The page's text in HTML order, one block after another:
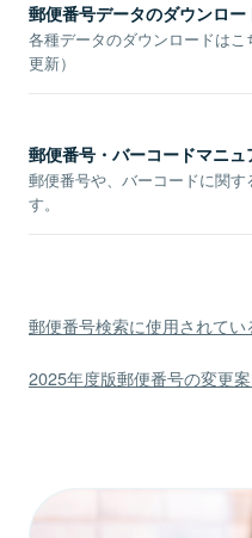
郵便番号データのダウンロー
各種データのダウンロードは
更新）
郵便番号・バーコードマニュ
郵便番号や、バーコードに関
す。
郵便番号検索に使用されてい
2025年度版郵便番号の変更